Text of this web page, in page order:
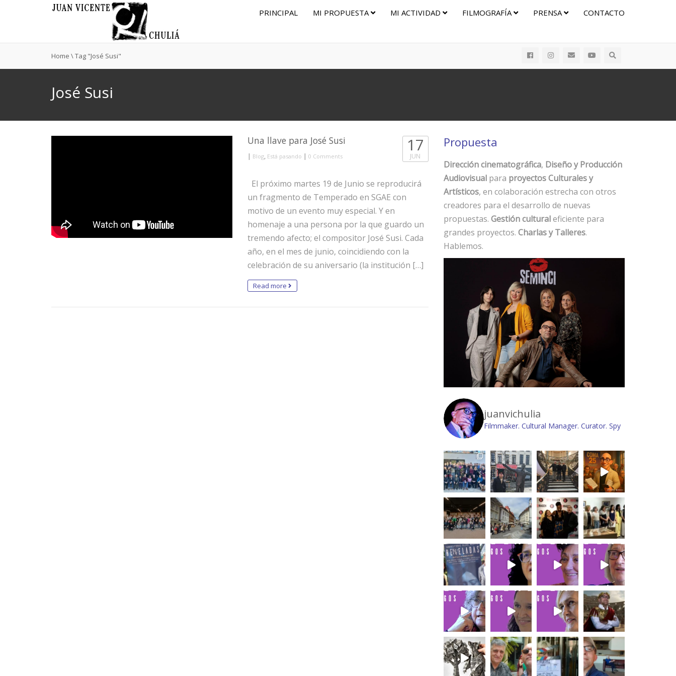
PRINCIPAL MI PROPUESTA MI ACTIVIDAD FILMOGRAFÍA PRENSA CONTACTO
Home \Tag "José Susi"
José Susi
Una llave para José Susi
| Blog, Está pasando | 0 Comments
17
JUN
El próximo martes 19 de Junio se reproducirá
un fragmento de Temperado en SGAE con
motivo de un evento muy especial. Y en
homenaje a una persona por la que guardo un
tremendo afecto; el compositor José Susi. Cada
año, en el mes de junio, coincidiendo con la
celebración de su aniversario (la institución […]
Read more
Propuesta
Dirección cinematográfica, Diseño y Producción
Audiovisual para proyectos Culturales y
Artísticos, en colaboración estrecha con otros
creadores para el desarrollo de nuevas
propuestas. Gestión culturaleficiente para
grandes proyectos. Charlas y Talleres.
Hablemos.
juanvichulia
Filmmaker. Cultural Manager. Curator. Spy